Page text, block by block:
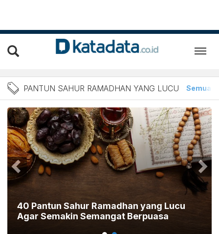
Berita Pantun Sahur
PANTUN SAHUR RAMADHAN YANG LUCU Semua
40 Pantun Sahur Ramadhan yang Lucu
Agar Semakin Semangat Berpuasa